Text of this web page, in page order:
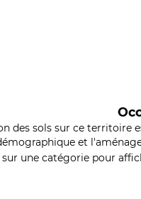
des sols sur ce territoire
et
sur une catégorie pour